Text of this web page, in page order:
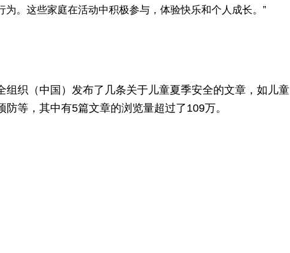
。这些家庭在活动中积极参与，体验快乐和个人成长。”
织（中国）发布了几条关于儿童夏季安全的文章，如儿童
等，其中有5篇文章的浏览量超过了109万。